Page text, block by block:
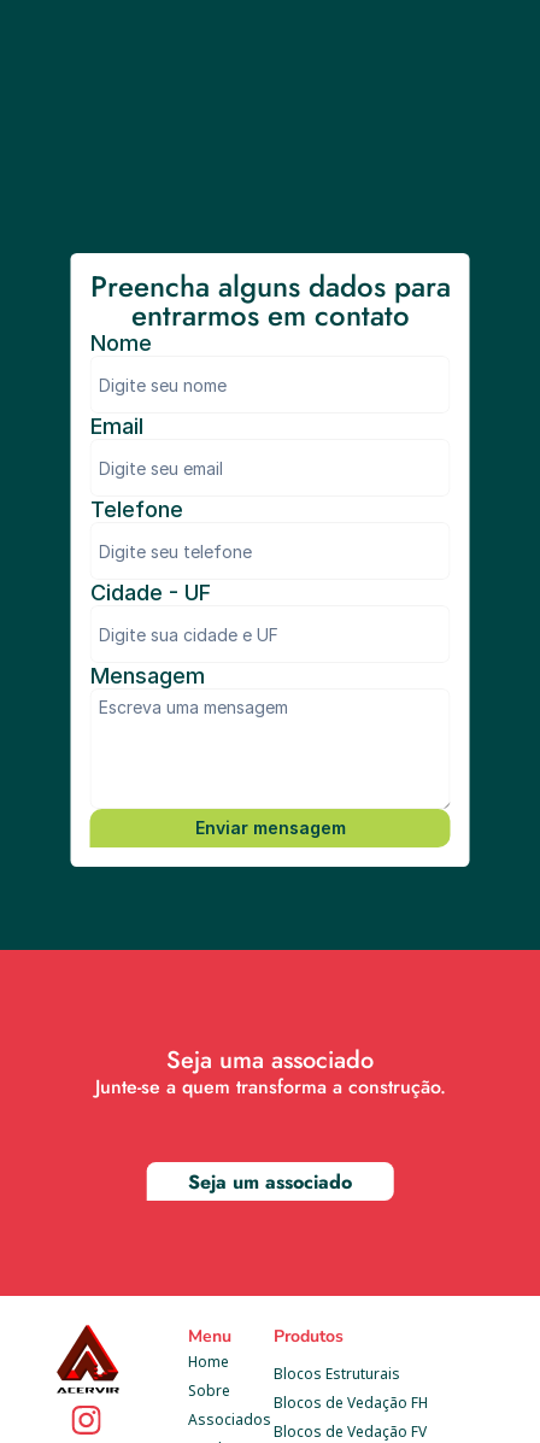
Seja uma associado
Junte-se a quem transforma a construção.
Seja um associado
Menu
Home
Sobre
Associados
Produtos
Blocos Estruturais
Blocos de Vedação FH
Blocos de Vedação FV
Preencha alguns dados para
entrarmos em contato
Email
Telefone
Nome
Cidade - UF
Mensagem
Enviar mensagem